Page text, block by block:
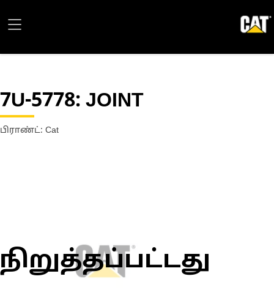
7U-5778: JOINT
பிராண்ட்: Cat
நிறுத்தப்பட்டது